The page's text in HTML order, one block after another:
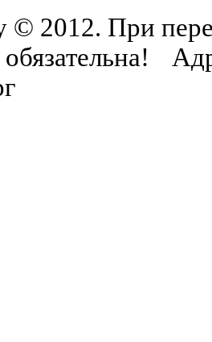
2012. При
обязательна!